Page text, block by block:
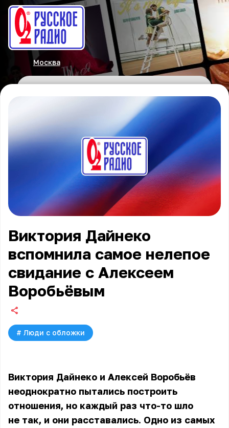
Москва
Виктория Дайнеко
вспомнила самое нелепое
свидание с Алексеем
Воробьёвым
# Люди с обложки
Виктория Дайнеко и Алексей Воробьёв
неоднократно пытались построить
отношения, но каждый раз что-то шло
не так, и они расставались. Одно из самых